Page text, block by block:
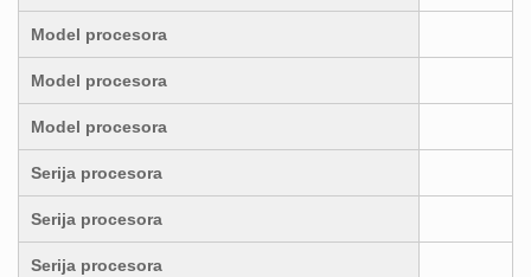
Model procesora
Model procesora
Model procesora
Serija procesora
Serija procesora
Serija procesora